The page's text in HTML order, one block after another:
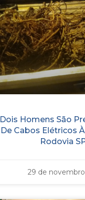
Dois Homens São
De Cabos Elétricos
Rodovia
29 de novembro